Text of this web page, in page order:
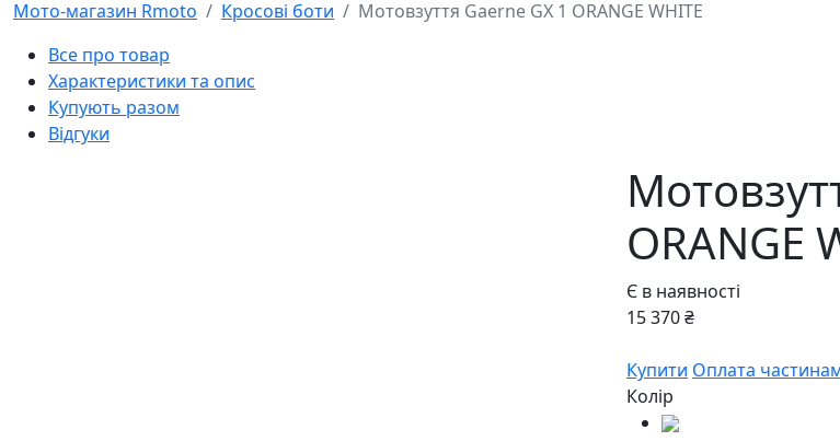
Мото-магазин Rmoto
Кросові боти
Мотовзуття Gaerne GX 1 ORANGE WHITE
Все про товар
Характеристики та опис
Купують разом
Відгуки
ORANGE
Є в наявності
15 370 ₴
Купити Оплата
Колір